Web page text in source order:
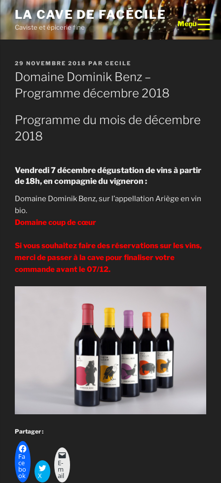
Menu
Aller
au
contenu
principal
LA CAVE DE FACÉCILE
Caviste et épicerie fine
PUBLIÉ
LE
29 NOVEMBRE 2018 PAR CECILE
Domaine Dominik Benz –
Programme décembre 2018
Programme du mois de décembre
2018
Vendredi 7 décembre dégustation de vins à partir
de 18h, en compagnie du vigneron :
Domaine Dominik Benz, sur l’appellation Ariège en vin
bio.
Domaine coup de cœur
Si vous souhaitez faire des réservations sur les vins,
merci de passer à la cave pour finaliser votre
commande avant le 07/12.
Partager :
Fa
ce
bo
ok X
E-
m
ail